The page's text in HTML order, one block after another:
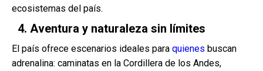
ecosistemas del país.
4. Aventura y naturaleza sin límites
El país ofrece escenarios ideales para quienes buscan
adrenalina: caminatas en la Cordillera de los Andes,